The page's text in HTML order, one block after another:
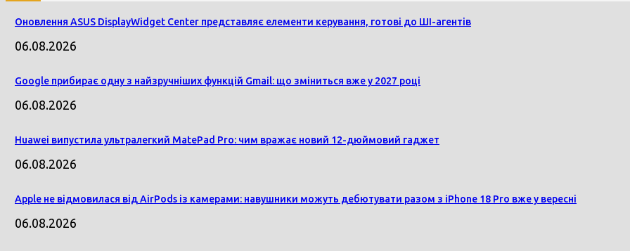
Оновлення ASUS DisplayWidget Center представляє елементи керування, готові до ШІ-агентів
06.08.2026
Google прибирає одну з найзручніших функцій Gmail: що зміниться вже у 2027 році
06.08.2026
Huawei випустила ультралегкий MatePad Pro: чим вражає новий 12-дюймовий гаджет
06.08.2026
Apple не відмовилася від AirPods із камерами: навушники можуть дебютувати разом з iPhone 18 Pro вже у вересні
06.08.2026